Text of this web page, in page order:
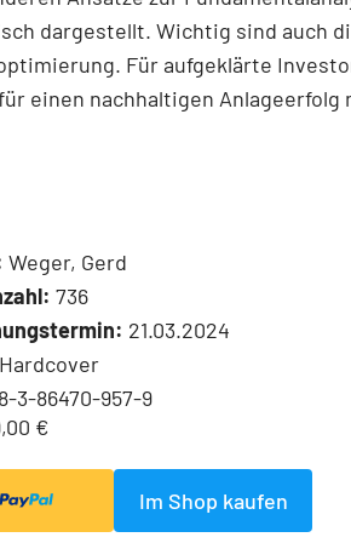
dargestellt. Wichtig sind auch
Für aufgeklärte
einen nachhaltigen Anlageerfolg
Weger, Gerd
736
21.03.2024
Hardcover
3-86470-957-9
€
Im Shop kaufen